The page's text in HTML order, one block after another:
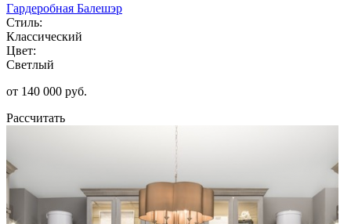
Гардеробная Балешэр
Стиль:
Классический
Цвет:
Светлый
от 140 000 руб.
Рассчитать